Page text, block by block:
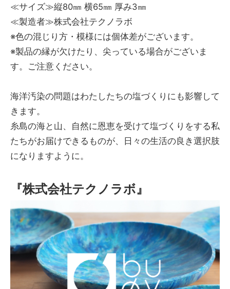
≪サイズ≫縦80㎜ 横65㎜ 厚み3㎜
≪製造者≫株式会社テクノラボ
※色の混じり方・模様には個体差がございます。
※製品の縁が欠けたり、尖っている場合がございま
す。ご注意ください。
海洋汚染の問題はわたしたちの塩づくりにも影響して
きます。
糸島の海と山、自然に恩恵を受けて塩づくりをする私
たちがお届けできるものが、日々の生活の良き選択肢
になりますように。
『株式会社テクノラボ』